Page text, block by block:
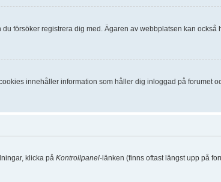
försöker registrera dig med. Ägaren av webbplatsen kan
innehåller information som håller dig inloggad på forumet
klicka på Kontrollpanel-länken (finns oftast längst upp på